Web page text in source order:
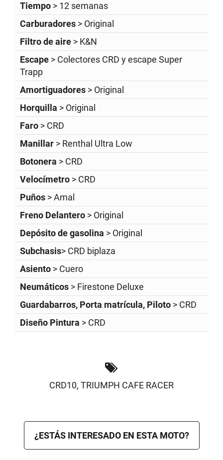
Tiempo > 12 semanas
Carburadores > Original
Filtro de aire > K&N
Escape > Colectores CRD y escape Super
Trapp
Amortiguadores > Original
Horquilla > Original
Faro > CRD
Manillar > Renthal Ultra Low
Botonera > CRD
Velocímetro > CRD
Puños > Amal
Freno Delantero > Original
Depósito de gasolina > Original
Subchasis> CRD biplaza
Asiento > Cuero
Neumáticos > Firestone Deluxe
Guardabarros, Porta matrícula, Piloto > CRD
Diseño Pintura > CRD
CRD10, TRIUMPH CAFE RACER
¿ESTÁS INTERESADO EN ESTA MOTO?